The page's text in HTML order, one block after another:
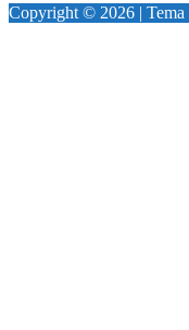
Copyright © 2026 | Tema